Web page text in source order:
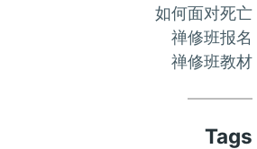
如何面对死亡
禅修班报名
禅修班教材
Tags